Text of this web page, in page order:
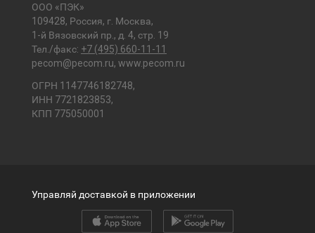
ООО «ПЭК»
109428, Россия, г. Москва,
1-й Вязовский пр., д. 4, стр. 19
Тел./факс: +7 (495) 660-11-11
pecom@pecom.ru, www.pecom.ru
ОГРН 1147746182748,
ИНН 7721823853,
КПП 775050001
Управляй доставкой в приложении